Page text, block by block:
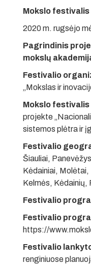
Mokslo festivalis
2020 m. rugsėjo
Pagrindinis
mokslų
Festivalio
„Mokslas ir
Mokslo festivalis
projekte
sistemos plėtra ir
Festivalio
Šiauliai,
Kėdainiai, Molėtai,
Kelmės, Kėdainių,
Festivalio
Festivalio
https://
Festivalio
renginiuose